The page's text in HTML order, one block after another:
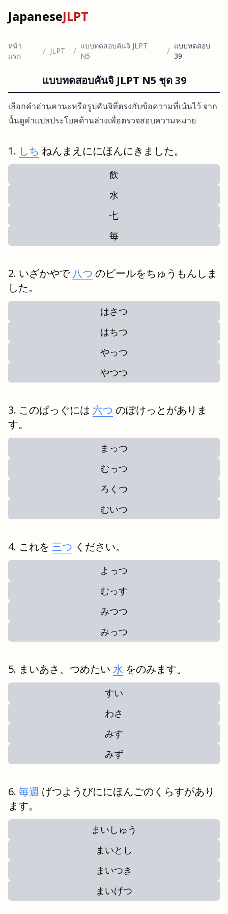
JapaneseJLPT
หน้า
แรก
/ JLPT / แบบทดสอบคันจิ JLPT
N5
/ แบบทดสอบ
39
แบบทดสอบคันจิ JLPT N5 ชุด 39
เลือกคำอ่านคานะหรือรูปคันจิที่ตรงกับข้อความที่เน้นไว้ จาก
นั้นดูคำแปลประโยคด้านล่างเพื่อตรวจสอบความหมาย
しち ねんまえににほんにきました。
飲
水
七
毎
いざかやで 八つ のビールをちゅうもんしま
した。
はさつ
はちつ
やっつ
やつつ
このばっぐには 六つ のぽけっとがありま
す。
まっつ
むっつ
ろくつ
むいつ
これを 三つ ください。
よっつ
むっす
みつつ
みっつ
まいあさ、つめたい 水 をのみます。
すい
わさ
みす
みず
毎週 げつようびににほんごのくらすがあり
ます。
まいしゅう
まいとし
まいつき
まいげつ